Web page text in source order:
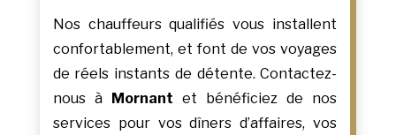
Nos chauffeurs qualifiés vous installent
confortablement, et font de vos voyages
de réels instants de détente. Contactez-
nous à Mornant et bénéficiez de nos
services pour vos dîners d’affaires, vos